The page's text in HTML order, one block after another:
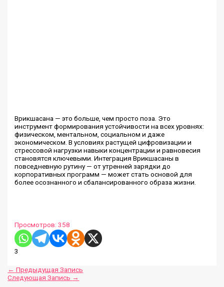
Врикшасана — это больше, чем просто поза. Это
инструмент формирования устойчивости на всех уровнях:
физическом, ментальном, социальном и даже
экономическом. В условиях растущей цифровизации и
стрессовой нагрузки навыки концентрации и равновесия
становятся ключевыми. Интеграция Врикшасаны в
повседневную рутину — от утренней зарядки до
корпоративных программ — может стать основой для
более осознанного и сбалансированного образа жизни.
Просмотров: 358
3
← Предыдущая Запись
Следующая Запись →